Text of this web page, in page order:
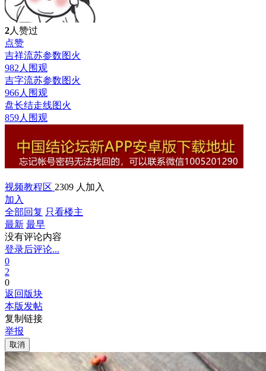
2人赞过
点赞
吉祥流苏参数图火
982人围观
吉字流苏参数图火
966人围观
盘长结走线图火
859人围观
视频教程区 2309 人加入
加入
全部回复 只看楼主
最新 最早
没有评论内容
登录后评论...
0
2
0
返回版块
本版发帖
复制链接
举报
取消